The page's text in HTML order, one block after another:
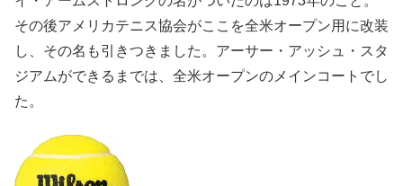
その後アメリカテニス協会がここを全米オープン用に改装
し、その名も引きつきました。アーサー・アッシュ・スタ
ジアムができるまでは、全米オープンのメインコートでし
た。